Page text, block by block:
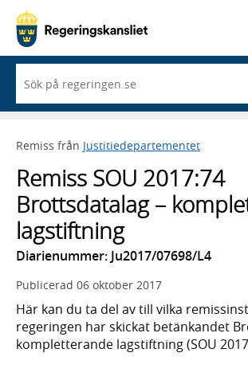
du
börjar
skriva
framträder
lista
med
sökförslag
Remiss från Justitiedepartementet
Remiss SOU 2017:74
Brottsdatalag –
lagstiftning
Diarienummer: Ju2017/07698/L4
Publicerad 06 oktober 2017
Här kan du ta del av till vilka
regeringen har skickat betänkandet
kompletterande lagstiftning (SOU